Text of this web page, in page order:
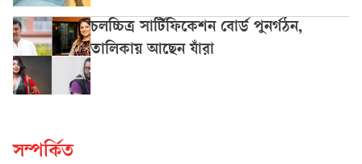
চলচ্চিত্র সার্টিফিকেশন বোর্ড পুনর্গঠন,
তালিকায় আছেন যাঁরা
সম্পর্কিত